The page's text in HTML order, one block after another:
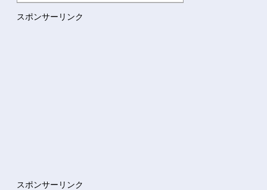
スポンサーリンク
スポンサーリンク